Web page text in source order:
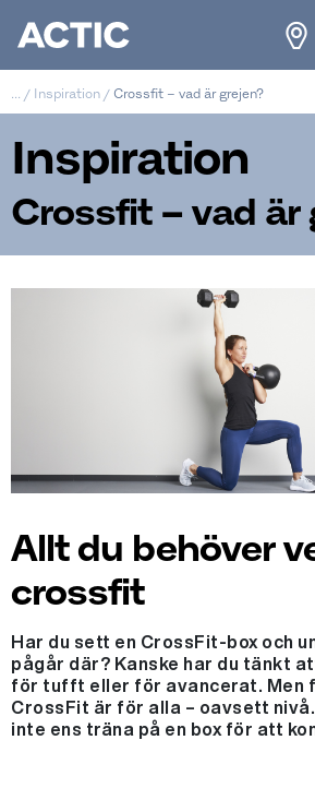
/ Inspiration / Crossfit – vad är grejen?
Inspiration
Crossfit – vad är
Allt du behöver
crossfit
Har du sett en CrossFit-box och
pågår där? Kanske har du tänkt
för tufft eller för avancerat. Men
CrossFit är för alla – oavsett
inte ens träna på en box för att